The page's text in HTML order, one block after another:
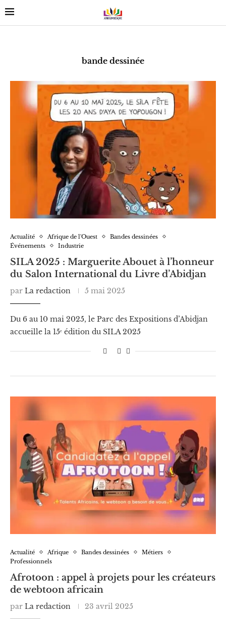
bande dessinée
Actualité Afrique de l'Ouest
Bandes dessinées
Événements
Industrie
SILA 2025 : Marguerite Abouet à l’honneur
du Salon International du Livre d’Abidjan
par La redaction 5 mai 2025
Du 6 au 10 mai 2025, le Parc des Expositions d’Abidjan
accueille la 15ᵉ édition du SILA 2025
Actualité Afrique Bandes dessinées
Métiers
Professionnels
Afrotoon : appel à projets pour les créateurs
de webtoon africain
par La redaction 23 avril 2025